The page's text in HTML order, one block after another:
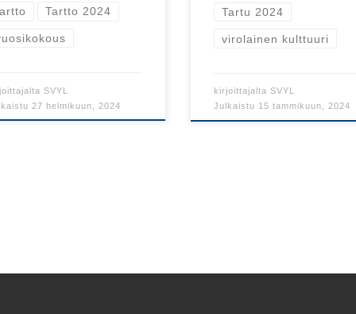
Tartto 2024
SVYL
27 helmikuun, 2024
Tartu 2024
virolainen kulttuuri
kirjoittajaltaSVYL
Julkaistu 15 tammikuun, 2024